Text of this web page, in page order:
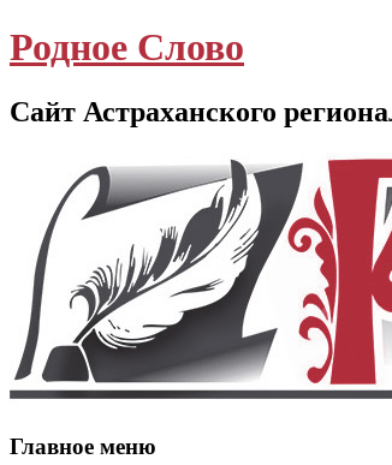
Родное Слово
Сайт Астраханского
Главное меню